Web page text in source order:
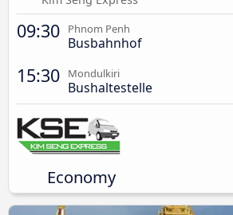
09:30 Phnom Penh
Busbahnhof
15:30 Mondulkiri
Bushaltestelle
Economy